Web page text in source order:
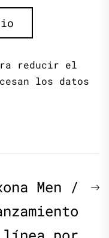
reducir el
los datos
Men /